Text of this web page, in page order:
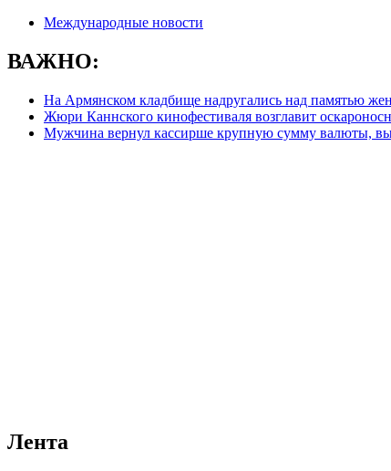
Международные новости
ВАЖНО:
На Армянском кладбище надругались над памятью
Жюри Каннского кинофестиваля возглавит
Мужчина вернул кассирше крупную сумму валюты,
Лента